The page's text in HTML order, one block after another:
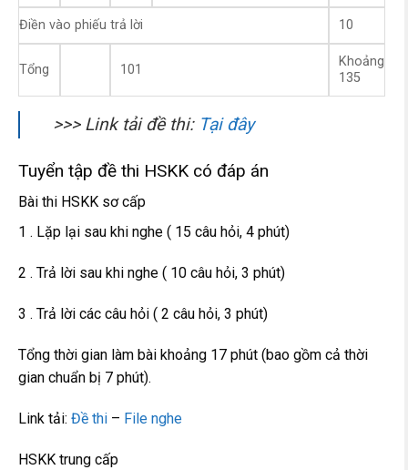
Điền vào phiếu trả lời 10
Tổng 101
Khoảng
135
>>> Link tải đề thi: Tại đây
Tuyển tập đề thi HSKK có đáp án
Bài thi HSKK sơ cấp
1 . Lặp lại sau khi nghe ( 15 câu hỏi, 4 phút)
2 . Trả lời sau khi nghe ( 10 câu hỏi, 3 phút)
3 . Trả lời các câu hỏi ( 2 câu hỏi, 3 phút)
Tổng thời gian làm bài khoảng 17 phút (bao gồm cả thời
gian chuẩn bị 7 phút).
Link tải: Đề thi – File nghe
HSKK trung cấp